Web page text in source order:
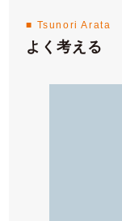
■ Tsunori Arata
よく考える